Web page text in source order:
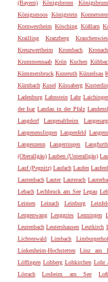
(Bayern)
Königsbronn
Königsmoos Königstein
Kornwestheim Kösching Kößlarn
Krailling
Kranzberg Krauchenwies
Kreuzwertheim
Krombach Kronach
Krummennaab Krün Kuchen
Kümmersbruck Kunreuth Künzelsau
Kürnbach Kusel Küssaberg
Ladenburg Lahnstein Lahr
der Isar Landau in der Pfalz
Langdorf
Langenaltheim
Langenenslingen Langenfeld
Langenzenn
Langerringen Langfurth
(Oberallgäu) Lauben (Unterallgäu)
Lauf (Pegnitz) Laufach Laufen
Lautenbach Lauter Lauterach
Lebach Lechbruck am See Legau
Leimen
Leinach Leinburg
Lengenwang Lenggries Lenningen
Leutenbach Leutershausen Leutkirch
Lichtenwald
Limbach Limburgerhof
Linkenheim-Hochstetten
Linz am
Löffingen Lohberg Lohkirchen Lohr
Lörrach
Losheim am See